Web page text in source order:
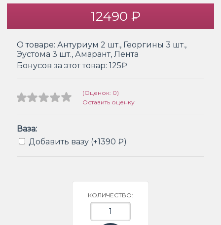
12490 ₽
О товаре: Антуриум 2 шт., Георгины 3 шт.,
Эустома 3 шт., Амарант, Лента
Бонусов за этот товар: 125₽
(Оценок: 0)
Оставить оценку
Ваза:
Добавить вазу (+1390 ₽)
КОЛИЧЕСТВО: